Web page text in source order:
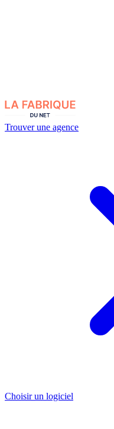
Trouver une agence
Choisir un logiciel